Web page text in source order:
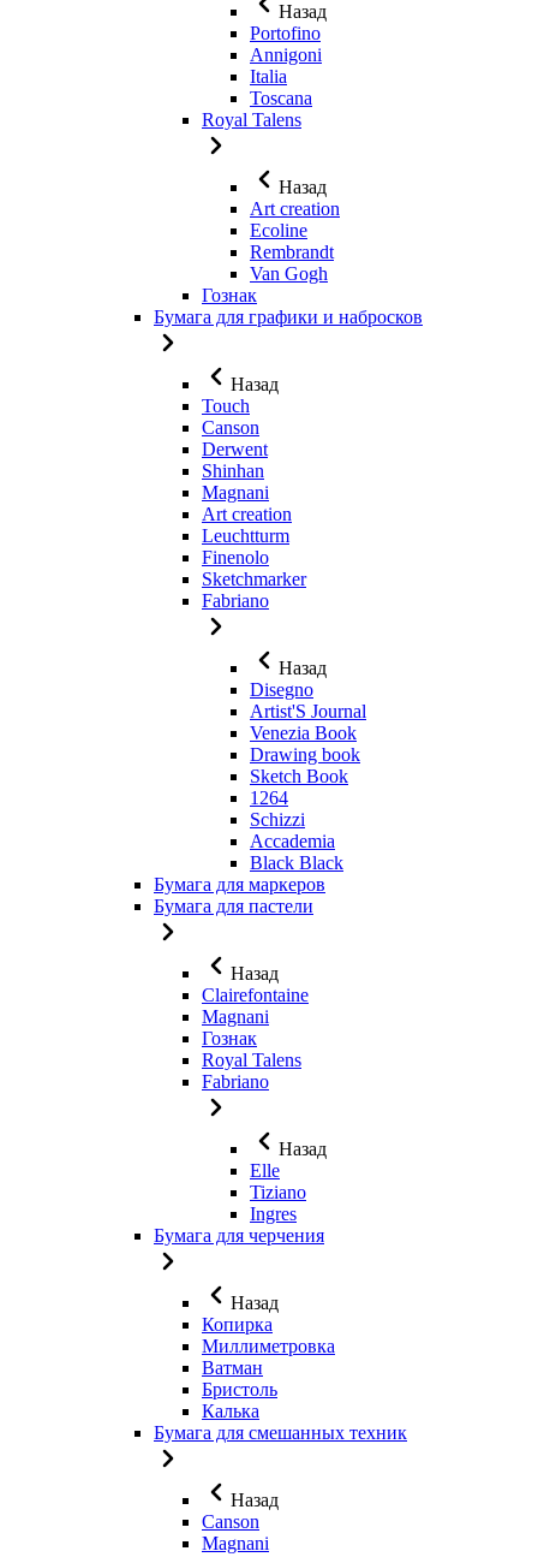
Назад
Portofino
Annigoni
Italia
Toscana
Royal Talens
Назад
Art creation
Ecoline
Rembrandt
Van Gogh
Гознак
Бумага для графики и набросков
Назад
Touch
Canson
Derwent
Shinhan
Magnani
Art creation
Leuchtturm
Finenolo
Sketchmarker
Fabriano
Назад
Disegno
Artist'S Journal
Venezia Book
Drawing book
Sketch Book
1264
Schizzi
Accademia
Black Black
Бумага для маркеров
Бумага для пастели
Назад
Clairefontaine
Magnani
Гознак
Royal Talens
Fabriano
Назад
Elle
Tiziano
Ingres
Бумага для черчения
Назад
Копирка
Миллиметровка
Ватман
Бристоль
Калька
Бумага для смешанных техник
Назад
Canson
Magnani